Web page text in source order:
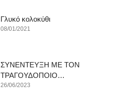
Γλυκό κολοκύθι
08/01/2021
ΣΥΝΕΝΤΕΥΞΗ ΜΕ ΤΟΝ
ΤΡΑΓΟΥΔΟΠΟΙΟ…
26/06/2023